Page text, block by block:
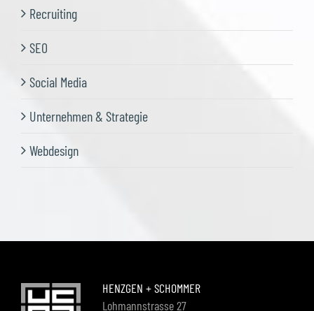
Recruiting
SEO
Social Media
Unternehmen & Strategie
Webdesign
HENZGEN + SCHOMMER
Lohmannstrasse 27